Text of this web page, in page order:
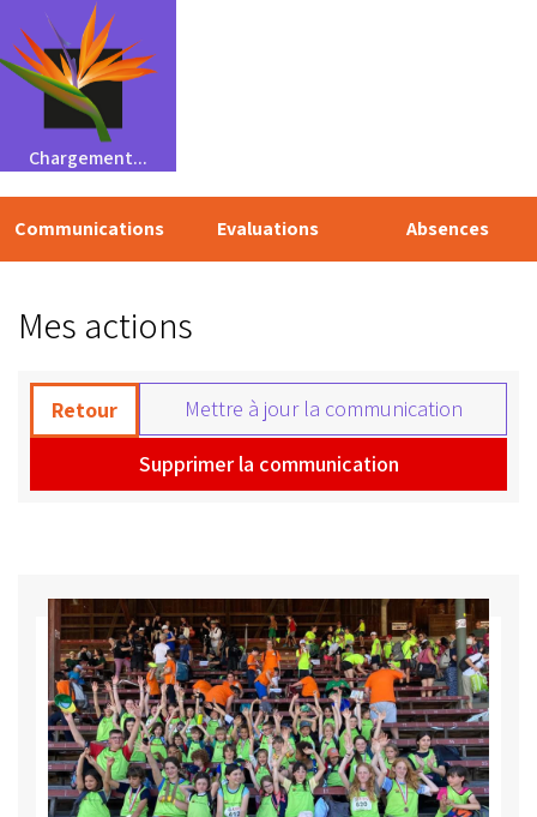
Chargement...
Communications Evaluations Absences
Mes actions
Retour
Mettre à jour la communication
Supprimer la communication